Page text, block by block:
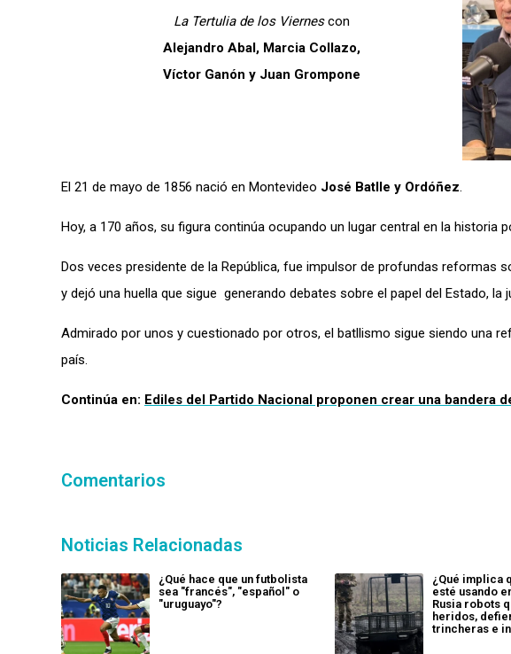
La Tertulia de los Viernescon
Alejandro Abal, Marcia Collazo,
Víctor Ganón y Juan Grompone
El 21 de mayo de 1856 nació en Montevideo José Batlle y Ordóñez.
Hoy, a 170 años, su figura continúa ocupando un lugar central en la historia
Dos veces presidente de la República, fue impulsor de profundas
y dejó una huella que sigue generando debates sobre el papel del Estado, la
Admirado por unos y cuestionado por otros, el batllismo sigue siendo una
país.
Continúa en: Ediles del Partido Nacional proponen crear una bandera
Comentarios
Noticias Relacionadas
¿Qué hace que un futbolista
sea "francés", "español" o
"uruguayo"?
¿Qué implica
esté usando
Rusia robots
heridos,
trincheras e